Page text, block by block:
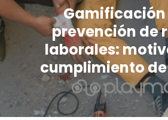
Gamificación
prevención de
laborales:
cumplimiento